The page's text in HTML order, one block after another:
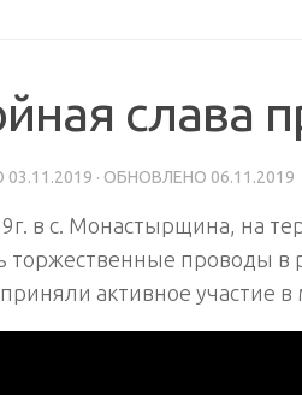
слава
03.11.2019 · ОБНОВЛЕНО 06.11.2019
в с. Монастырщина, на
торжественные проводы
активное участие в